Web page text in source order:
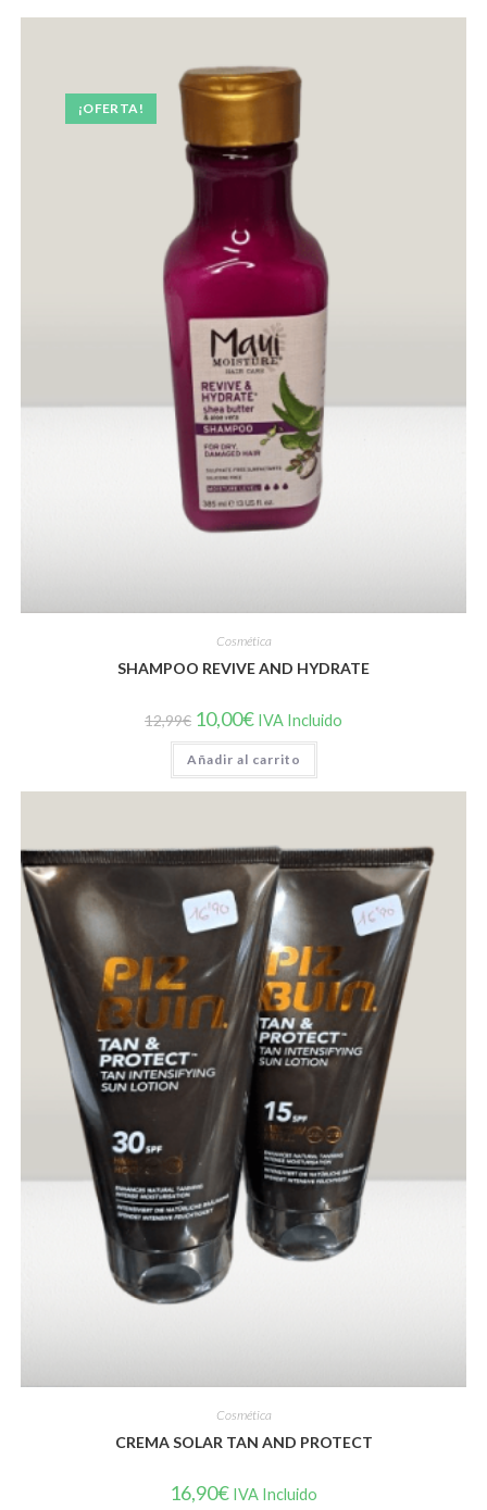
¡OFERTA!
Cosmética
SHAMPOO REVIVE AND HYDRATE
12,99€ El
precio
original
era:
12,99€.
10,00€El
precio
actual
es:
10,00€.
IVA Incluido
Añadir al carrito
Cosmética
CREMA SOLAR TAN AND PROTECT
16,90€ IVA Incluido